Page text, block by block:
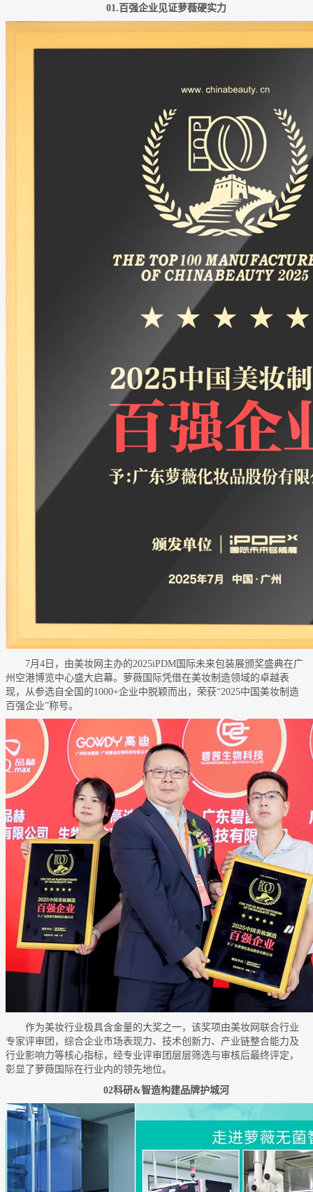
01.百强企业见证萝薇硬实力
7月4日，由美妆网主办的2025iPDM国际未来包装展颁奖盛典在广
州空港博览中心盛大启幕。萝薇国际凭借在美妆制造领域的卓越表
现，从参选自全国的1000+企业中脱颖而出，荣获“2025中国美妆制造
百强企业”称号。
作为美妆行业极具含金量的大奖之一，该奖项由美妆网联合行业
专家评审团，综合企业市场表现力、技术创新力、产业链整合能力及
行业影响力等核心指标，经专业评审团层层筛选与审核后最终评定，
彰显了萝薇国际在行业内的领先地位。
02科研&智造构建品牌护城河